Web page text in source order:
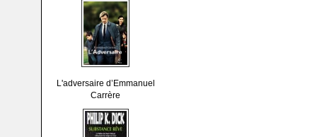
L'adversaire d’Emmanuel
Carrère